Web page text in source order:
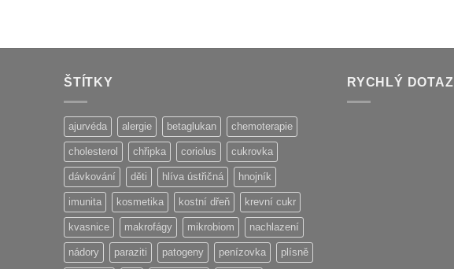
ŠTÍTKY
ajurvéda alergie betaglukan chemoterapie
cholesterol chřipka coriolus cukrovka
dávkování děti hlíva ústřičná hnojník
imunita kosmetika kostní dřeň krevní cukr
kvasnice makrofágy mikrobiom nachlazení
nádory paraziti patogeny penízovka plísně
RYCHLÝ DOTAZ